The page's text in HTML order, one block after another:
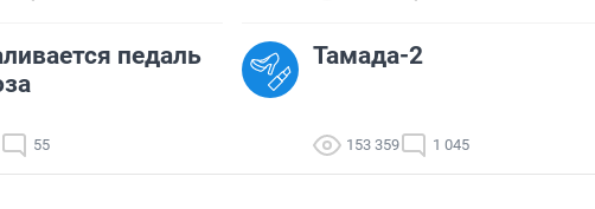
педаль
55
Тамада-2
153 359 1 045